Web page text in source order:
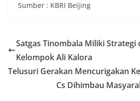
Sumber : KBRI Beijing
Satgas Tinombala Miliki Strategi
Kelompok Ali Kalora
Telusuri Gerakan Mencurigakan
Cs Dihimbau